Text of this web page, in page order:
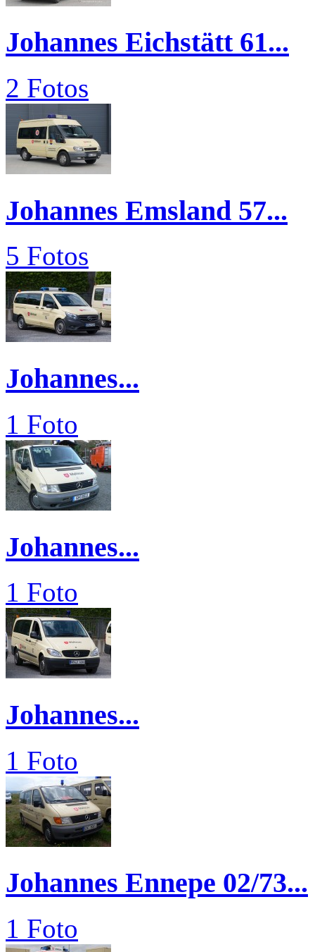
Johannes Eichstätt 61...
2 Fotos
Johannes Emsland 57...
5 Fotos
Johannes...
1 Foto
Johannes...
1 Foto
Johannes...
1 Foto
Johannes Ennepe 02/73...
1 Foto